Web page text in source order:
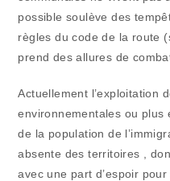
possible soulève des
règles du code de la route
prend des allures de
Actuellement l’exploitation
environnementales ou plus
de la population de
absente des territoires ,
avec une part d’espoir